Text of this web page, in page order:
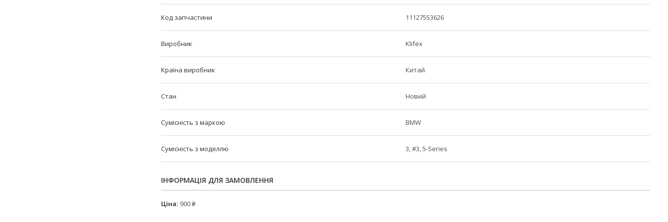
Код запчастини 11127553626
Виробник Klifex
Країна виробник Китай
Стан Новий
Сумісність з маркою BMW
Сумісність з моделлю 3, #3, 5-Series
ІНФОРМАЦІЯ ДЛЯ ЗАМОВЛЕННЯ
Ціна: 900 ₴